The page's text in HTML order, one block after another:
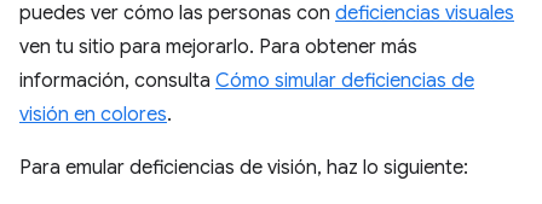
puedes ver cómo las personas con deficiencias visuales
ven tu sitio para mejorarlo. Para obtener más
información, consulta Cómo simular deficiencias de
visión en colores.
Para emular deficiencias de visión, haz lo siguiente: